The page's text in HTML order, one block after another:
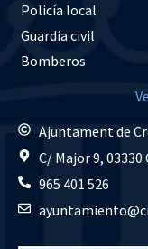
Policía local
Guardia civil
Bomberos
Ajuntament de
C/ Major 9,
965 401 526